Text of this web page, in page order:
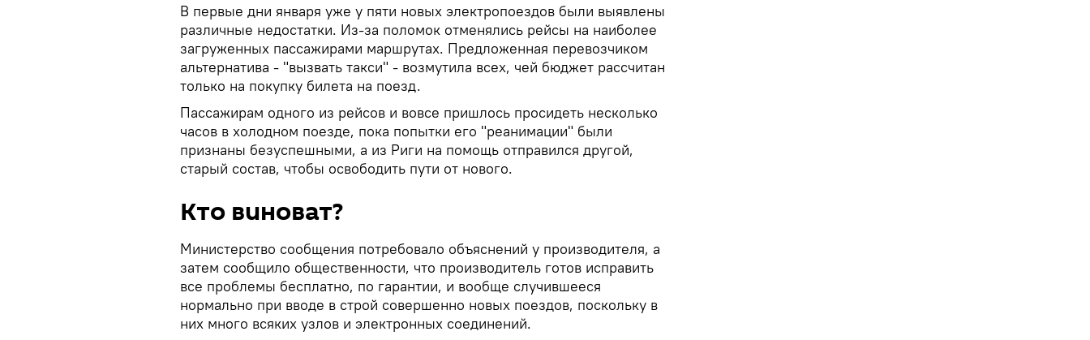
В первые дни января уже у пяти новых электропоездов были выявлены
различные недостатки. Из-за поломок отменялись рейсы на наиболее
загруженных пассажирами маршрутах. Предложенная перевозчиком
альтернатива - "вызвать такси" - возмутила всех, чей бюджет рассчитан
только на покупку билета на поезд.
Пассажирам одного из рейсов и вовсе пришлось просидеть несколько
часов в холодном поезде, пока попытки его "реанимации" были
признаны безуспешными, а из Риги на помощь отправился другой,
старый состав, чтобы освободить пути от нового.
Кто виноват?
Министерство сообщения потребовало объяснений у производителя, а
затем сообщило общественности, что производитель готов исправить
все проблемы бесплатно, по гарантии, и вообще случившееся
нормально при вводе в строй совершенно новых поездов, поскольку в
них много всяких узлов и электронных соединений.